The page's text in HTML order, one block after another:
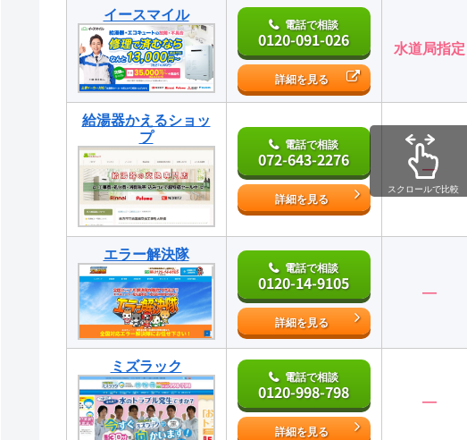
イースマイル
電話で相談
0120-091-026
詳細を見る
水道局指定
給湯器かえるショッ
プ
電話で相談
072-643-2276
詳細を見る
―
エラー解決隊
電話で相談
0120-14-9105
詳細を見る
―
ミズラック
電話で相談
0120-998-798
詳細を見る
―
スクロールで比較